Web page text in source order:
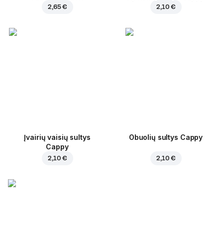
2,65 € 2,10 €
Įvairių vaisių sultys
Cappy
2,10 €
Obuolių sultys Cappy
2,10 €